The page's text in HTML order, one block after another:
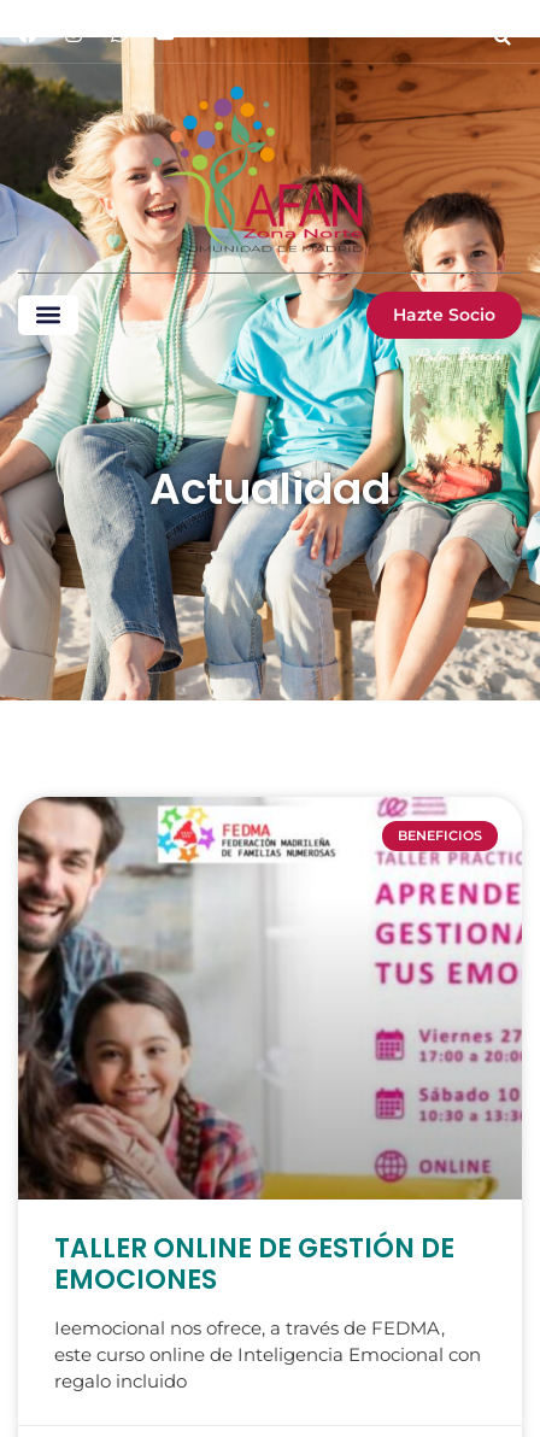
Hazte Socio
Actualidad
BENEFICIOS
TALLER ONLINE DE GESTIÓN DE
EMOCIONES
Ieemocional nos ofrece, a través de FEDMA,
este curso online de Inteligencia Emocional con
regalo incluido